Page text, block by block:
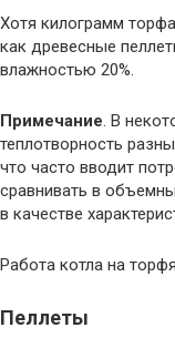
Хотя килограмм
как древесные
влажностью 20%.
Примечание. В
теплотворность
что часто вводит
сравнивать в
в качестве
Работа котла на
Пеллеты